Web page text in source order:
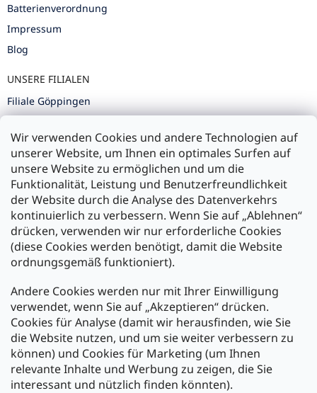
Wir verwenden Cookies und andere Technologien auf
unserer Website, um Ihnen ein optimales Surfen auf
unsere Website zu ermöglichen und um die
Funktionalität, Leistung und Benutzerfreundlichkeit
der Website durch die Analyse des Datenverkehrs
kontinuierlich zu verbessern. Wenn Sie auf „Ablehnen“
drücken, verwenden wir nur erforderliche Cookies
(diese Cookies werden benötigt, damit die Website
ordnungsgemäß funktioniert).
Andere Cookies werden nur mit Ihrer Einwilligung
verwendet, wenn Sie auf „Akzeptieren“ drücken.
Cookies für Analyse (damit wir herausfinden, wie Sie
die Website nutzen, und um sie weiter verbessern zu
können) und Cookies für Marketing (um Ihnen
relevante Inhalte und Werbung zu zeigen, die Sie
interessant und nützlich finden könnten).
Batterienverordnung
Impressum
Blog
UNSERE FILIALEN
Filiale Göppingen
Filiale Ulm
Zahlung und Versand
Versand mit:
Zahlarten: